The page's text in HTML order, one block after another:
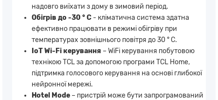
надовго виїхати з дому в зимовий період.
Обігрів до -30 ° С - кліматична система здатна
ефективно працювати в режимі обігріву при
температурах зовнішнього повітря до 30 ° С.
IоT Wi-Fi керування – WiFi керування побутовою
технікою TCL за допомогою програми TCL Home,
підтримка голосового керування на основі глибокої
нейронної мережі.
Hotel Mode – пристрій може бути запрограмований